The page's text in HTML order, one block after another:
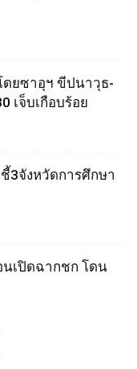
ยซาอุฯ ขีปนาวุธ-
เจ็บเกือบร้อย
3จังหวัดการศึกษา
นเปิดฉากชก โดน